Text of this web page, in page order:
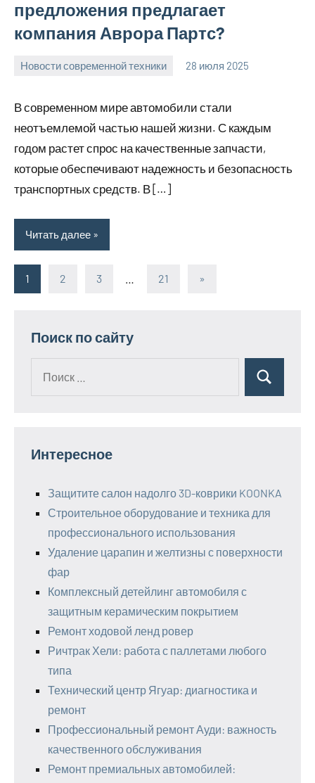
предложения предлагает
компания Аврора Партс?
Новости современной техники 28 июля 2025
В современном мире автомобили стали
неотъемлемой частью нашей жизни. С каждым
годом растет спрос на качественные запчасти,
которые обеспечивают надежность и безопасность
транспортных средств. В […]
Читать далее
Пагинация
1 2 3 21
Следующие
»
Поиск по сайту
Поиск
Интересное
Защитите салон надолго 3D-коврики KOONKA
Строительное оборудование и техника для
профессионального использования
Удаление царапин и желтизны с поверхности
фар
Комплексный детейлинг автомобиля с
защитным керамическим покрытием
Ремонт ходовой ленд ровер
Ричтрак Хели: работа с паллетами любого
типа
Технический центр Ягуар: диагностика и
ремонт
Профессиональный ремонт Ауди: важность
качественного обслуживания
Ремонт премиальных автомобилей: